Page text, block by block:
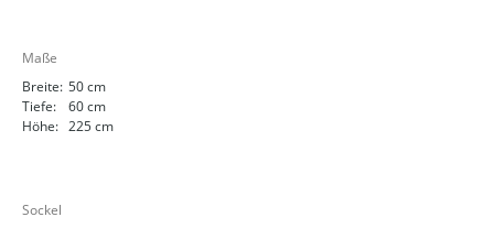
Maße
Breite: 50 cm
Tiefe:
60 cm
Höhe: 225 cm
Sockel